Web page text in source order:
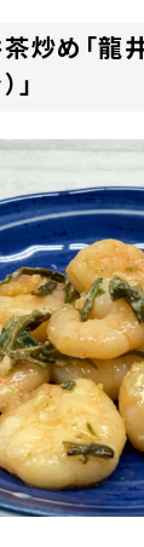
炒め「龍
」